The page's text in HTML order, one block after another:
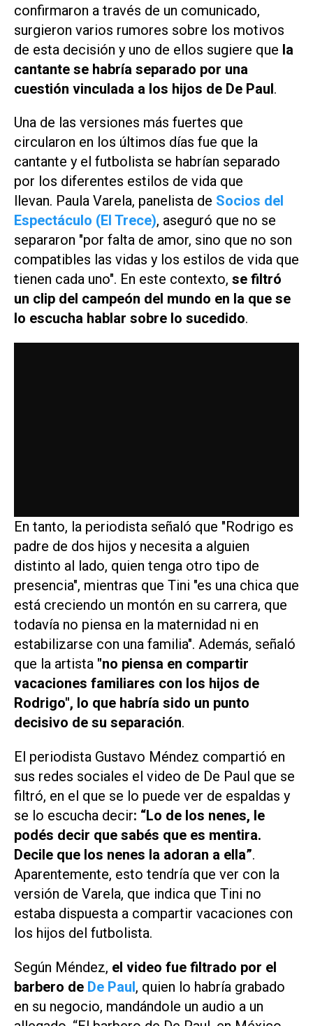
confirmaron a través de un comunicado,
surgieron varios rumores sobre los motivos
de esta decisión y uno de ellos sugiere que la
cantante se habría separado por una
cuestión vinculada a los hijos de De Paul.
Una de las versiones más fuertes que
circularon en los últimos días fue que la
cantante y el futbolista se habrían separado
por los diferentes estilos de vida que
llevan. Paula Varela, panelista de Socios del
Espectáculo (El Trece), aseguró que no se
separaron "por falta de amor, sino que no son
compatibles las vidas y los estilos de vida que
tienen cada uno". En este contexto, se filtró
un clip del campeón del mundo en la que se
lo escucha hablar sobre lo sucedido.
En tanto, la periodista señaló que "Rodrigo es
padre de dos hijos y necesita a alguien
distinto al lado, quien tenga otro tipo de
presencia", mientras que Tini "es una chica que
está creciendo un montón en su carrera, que
todavía no piensa en la maternidad ni en
estabilizarse con una familia". Además, señaló
que la artista "no piensa en compartir
vacaciones familiares con los hijos de
Rodrigo", lo que habría sido un punto
decisivo de su separación.
El periodista Gustavo Méndez compartió en
sus redes sociales el video de De Paul que se
filtró, en el que se lo puede ver de espaldas y
se lo escucha decir: “Lo de los nenes, le
podés decir que sabés que es mentira.
Decile que los nenes la adoran a ella”.
Aparentemente, esto tendría que ver con la
versión de Varela, que indica que Tini no
estaba dispuesta a compartir vacaciones con
los hijos del futbolista.
Según Méndez, el video fue filtrado por el
barbero de De Paul, quien lo habría grabado
en su negocio, mandándole un audio a un